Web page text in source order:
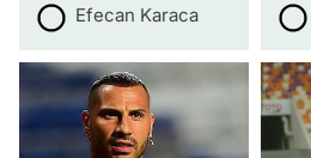
Efecan Karaca